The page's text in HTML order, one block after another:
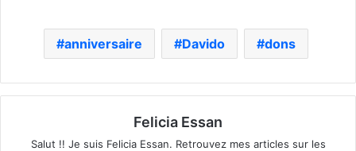
anniversaire Davido dons
Felicia Essan
Salut !! Je suis Felicia Essan. Retrouvez mes articles sur les